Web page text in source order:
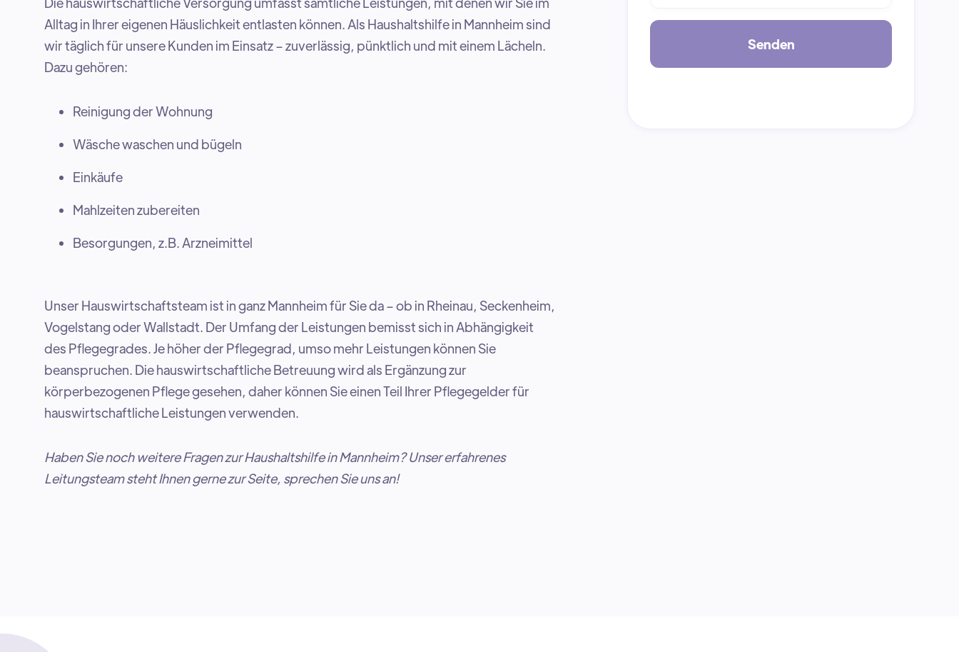
Alltag in Ihrer eigenen Häuslichkeit entlasten können. Als Haushaltshilfe in Mannheim sind
wir täglich für unsere Kunden im Einsatz – zuverlässig, pünktlich und mit einem Lächeln.
Dazu gehören:
Reinigung der Wohnung
Wäsche waschen und bügeln
Einkäufe
Mahlzeiten zubereiten
Besorgungen, z.B. Arzneimittel
Unser Hauswirtschaftsteam ist in ganz Mannheim für Sie da – ob in Rheinau, Seckenheim,
Vogelstang oder Wallstadt. Der Umfang der Leistungen bemisst sich in Abhängigkeit
des Pflegegrades. Je höher der Pflegegrad, umso mehr Leistungen können Sie
beanspruchen. Die hauswirtschaftliche Betreuung wird als Ergänzung zur
körperbezogenen Pflege gesehen, daher können Sie einen Teil Ihrer Pflegegelder für
hauswirtschaftliche Leistungen verwenden.
Haben Sie noch weitere Fragen zur Haushaltshilfe in Mannheim? Unser erfahrenes
Leitungsteam steht Ihnen gerne zur Seite, sprechen Sie uns an!